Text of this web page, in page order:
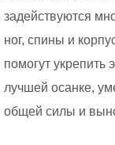
задействуются
ног, спины и
помогут укрепить
лучшей осанке,
общей силы и